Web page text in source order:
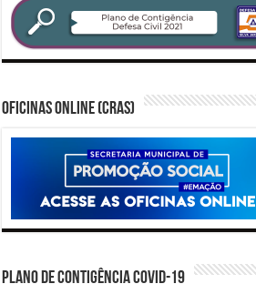
Oficinas Online (CRAS)
PLANO DE CONTIGÊNCIA COVID-19